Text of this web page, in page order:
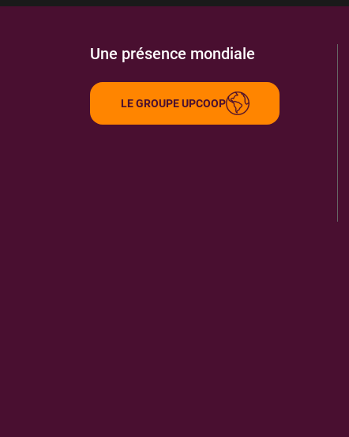
Une présence mondiale
LE GROUPE UPCOOP